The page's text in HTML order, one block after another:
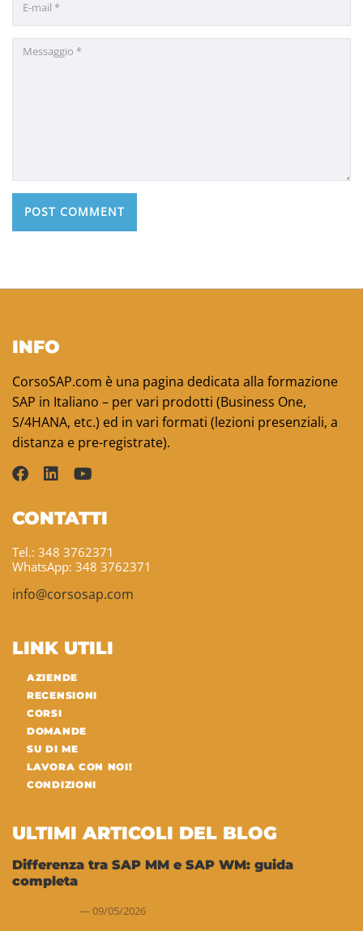
INFO
CorsoSAP.com è una pagina dedicata alla formazione
SAP in Italiano – per vari prodotti (Business One,
S/4HANA, etc.) ed in vari formati (lezioni presenziali, a
distanza e pre-registrate).
CONTATTI
Tel.: 348 3762371
WhatsApp: 348 3762371
info@corsosap.com
LINK UTILI
AZIENDE
RECENSIONI
CORSI
DOMANDE
SU DI ME
LAVORA CON NOI!
CONDIZIONI
ULTIMI ARTICOLI DEL BLOG
Differenza tra SAP MM e SAP WM: guida
completa
09/05/2026